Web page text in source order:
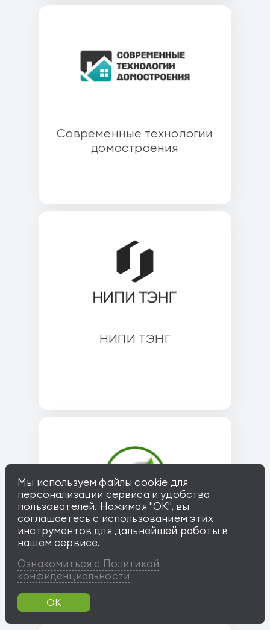
Мы используем файлы cookie для
персонализации сервиса и удобства
пользователей. Нажимая "OK", вы
соглашаетесь с использованием этих
инструментов для дальнейшей работы в
нашем сервисе.
Ознакомиться с Политикой
конфиденциальности
Современные технологии
домостроения
НИПИ ТЭНГ
Кухни BRAVO